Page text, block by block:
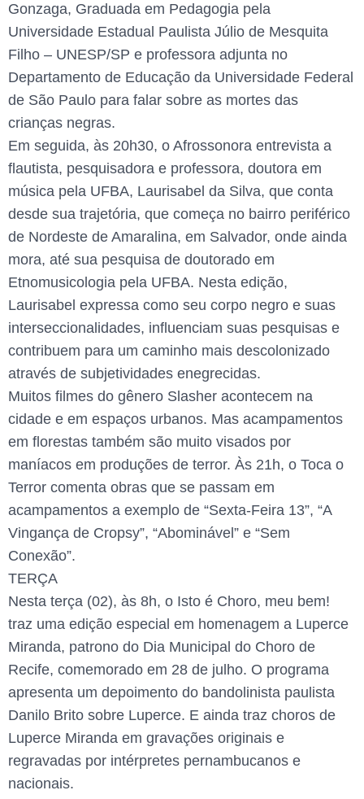
Gonzaga, Graduada em Pedagogia pela
Universidade Estadual Paulista Júlio de Mesquita
Filho – UNESP/SP e professora adjunta no
Departamento de Educação da Universidade Federal
de São Paulo para falar sobre as mortes das
crianças negras.
Em seguida, às 20h30, o Afrossonora entrevista a
flautista, pesquisadora e professora, doutora em
música pela UFBA, Laurisabel da Silva, que conta
desde sua trajetória, que começa no bairro periférico
de Nordeste de Amaralina, em Salvador, onde ainda
mora, até sua pesquisa de doutorado em
Etnomusicologia pela UFBA. Nesta edição,
Laurisabel expressa como seu corpo negro e suas
interseccionalidades, influenciam suas pesquisas e
contribuem para um caminho mais descolonizado
através de subjetividades enegrecidas.
Muitos filmes do gênero Slasher acontecem na
cidade e em espaços urbanos. Mas acampamentos
em florestas também são muito visados por
maníacos em produções de terror. Às 21h, o Toca o
Terror comenta obras que se passam em
acampamentos a exemplo de “Sexta-Feira 13”, “A
Vingança de Cropsy”, “Abominável” e “Sem
Conexão”.
TERÇA
Nesta terça (02), às 8h, o Isto é Choro, meu bem!
traz uma edição especial em homenagem a Luperce
Miranda, patrono do Dia Municipal do Choro de
Recife, comemorado em 28 de julho. O programa
apresenta um depoimento do bandolinista paulista
Danilo Brito sobre Luperce. E ainda traz choros de
Luperce Miranda em gravações originais e
regravadas por intérpretes pernambucanos e
nacionais.